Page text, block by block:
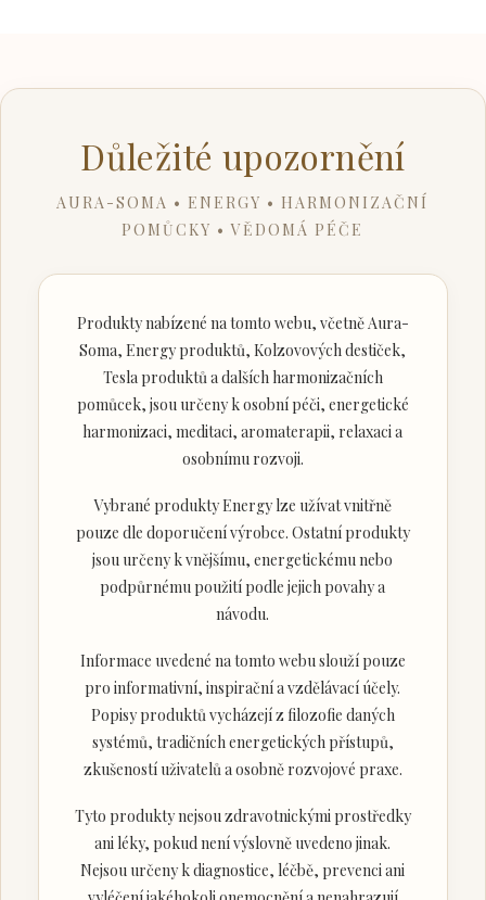
Důležité upozornění
AURA-SOMA • ENERGY • HARMONIZAČNÍ
POMŮCKY • VĚDOMÁ PÉČE
Produkty nabízené na tomto webu, včetně Aura-
Soma, Energy produktů, Kolzovových destiček,
Tesla produktů a dalších harmonizačních
pomůcek, jsou určeny k osobní péči, energetické
harmonizaci, meditaci, aromaterapii, relaxaci a
osobnímu rozvoji.
Vybrané produkty Energy lze užívat vnitřně
pouze dle doporučení výrobce. Ostatní produkty
jsou určeny k vnějšímu, energetickému nebo
podpůrnému použití podle jejich povahy a
návodu.
Informace uvedené na tomto webu slouží pouze
pro informativní, inspirační a vzdělávací účely.
Popisy produktů vycházejí z filozofie daných
systémů, tradičních energetických přístupů,
zkušeností uživatelů a osobně rozvojové praxe.
Tyto produkty nejsou zdravotnickými prostředky
ani léky, pokud není výslovně uvedeno jinak.
Nejsou určeny k diagnostice, léčbě, prevenci ani